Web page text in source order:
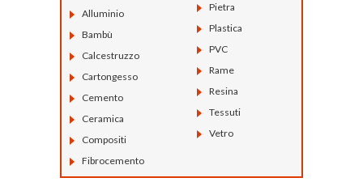
Alluminio
Bambù
Calcestruzzo
Cartongesso
Cemento
Ceramica
Compositi
Fibrocemento
Pietra
Plastica
PVC
Rame
Resina
Tessuti
Vetro